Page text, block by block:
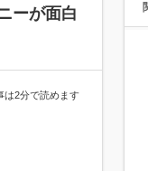
ーが面白
は2分で読めます